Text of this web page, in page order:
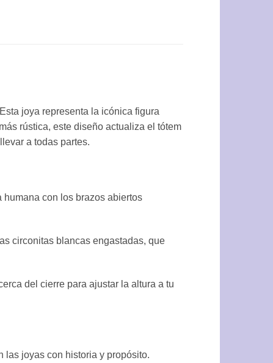
joya representa la icónica figura
rústica, este diseño actualiza el tótem
a todas partes.
con los brazos abiertos
circonitas blancas engastadas, que
del cierre para ajustar la altura a tu
las joyas con historia y propósito.